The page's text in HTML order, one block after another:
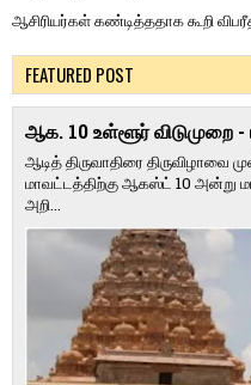
ஆசிரியர்கள் கண்டித்ததாக கூறி
FEATURED POST
ஆக. 10 உள்ளூர் விடுமுறை -
ஆடித் திருவாதிரை திருவிழாவை
மாவட்டத்திற்கு ஆகஸ்ட் 10 அன்று
அறி...